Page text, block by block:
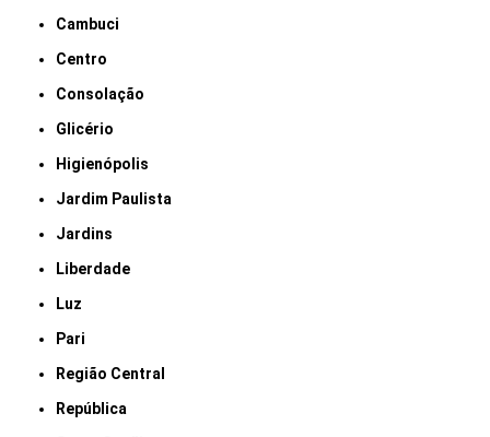
Cambuci
Centro
Consolação
Glicério
Higienópolis
Jardim Paulista
Jardins
Liberdade
Luz
Pari
Região Central
República